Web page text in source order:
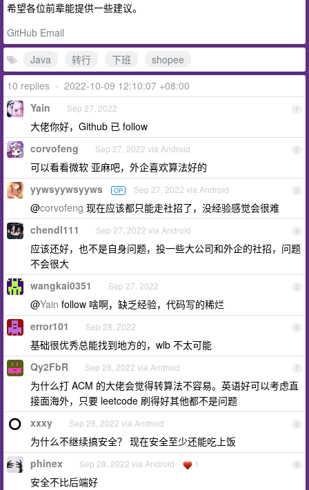
希望各位前辈能提供一些建议。
GitHub Email
Java
转行 下班
shopee
10 replies • 2022-10-09 12:10:07 +08:00
1
Yain Sep 27, 2022
大佬你好，Github 已 follow
2
corvofeng Sep 27, 2022 via Android
可以看看微软 亚麻吧，外企喜欢算法好的
3
yywsyywsyyws OP Sep 27, 2022 via Android
@corvofeng 现在应该都只能走社招了，没经验感觉会很难
4
chendl111 Sep 27, 2022 via Android
应该还好，也不是自身问题，投一些大公司和外企的社招，问题
不会很大
5
wangkai0351 Sep 27, 2022
@Yain follow 啥啊，缺乏经验，代码写的稀烂
6
error101 Sep 28, 2022
基础很优秀总能找到地方的，wlb 不太可能
7
Qy2FbR Sep 28, 2022 via Android
为什么打 ACM 的大佬会觉得转算法不容易。英语好可以考虑直
接面海外，只要 leetcode 刷得好其他都不是问题
8
xxxy Sep 28, 2022 via Android
为什么不继续搞安全？ 现在安全至少还能吃上饭
9
phinex Sep 28, 2022 via Android 1
安全不比后端好